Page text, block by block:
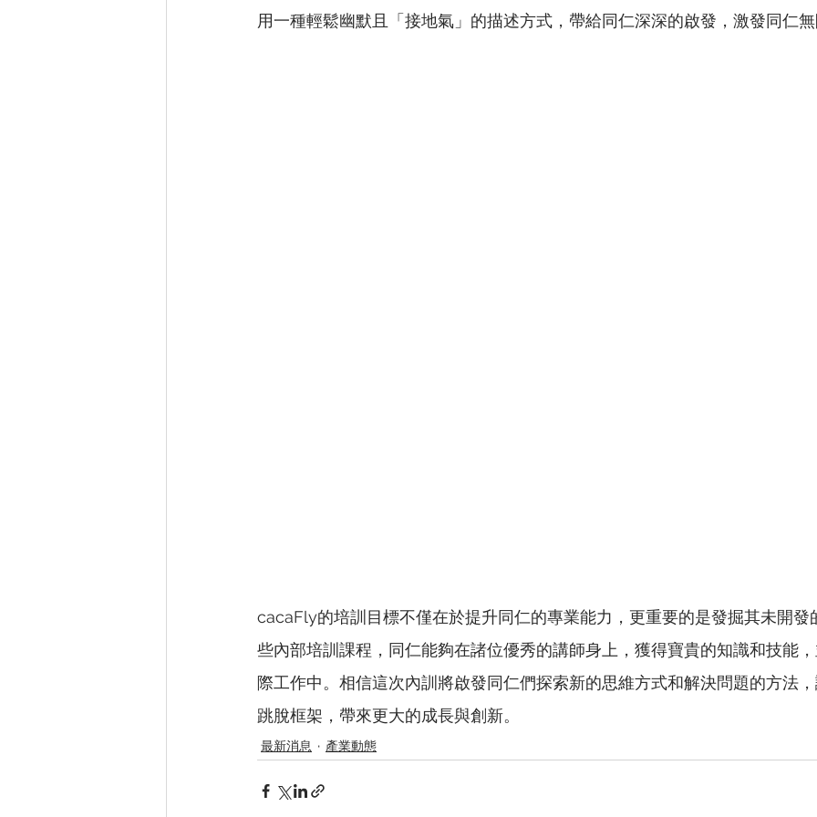
用一種輕鬆幽默且「接地氣」的描述方式，帶給同仁深深的啟發，激發同仁無
cacaFly的培訓目標不僅在於提升同仁的專業能力，更重要的是發掘其未開發
些內部培訓課程，同仁能夠在諸位優秀的講師身上，獲得寶貴的知識和技能
際工作中。相信這次內訓將啟發同仁們探索新的思維方式和解決問題的方法
跳脫框架，帶來更大的成長與創新。
最新消息 產業動態